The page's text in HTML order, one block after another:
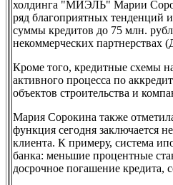
холдинга "МИЭЛЬ" Марии
ряд благоприятных тенденций
суммы кредитов до 75 млн.
некоммерческих
Кроме того, кредитные схемы
активного процесса по
объектов строительства и
Мария Сорокина также
функция сегодня заключается
клиента. К примеру, система
банка: меньшие процентные
досрочное погашение кредита,